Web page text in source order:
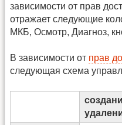
зависимости от прав
отражает следующие
МКБ, Осмотр, Диагноз,
В зависимости от прав
следующая схема